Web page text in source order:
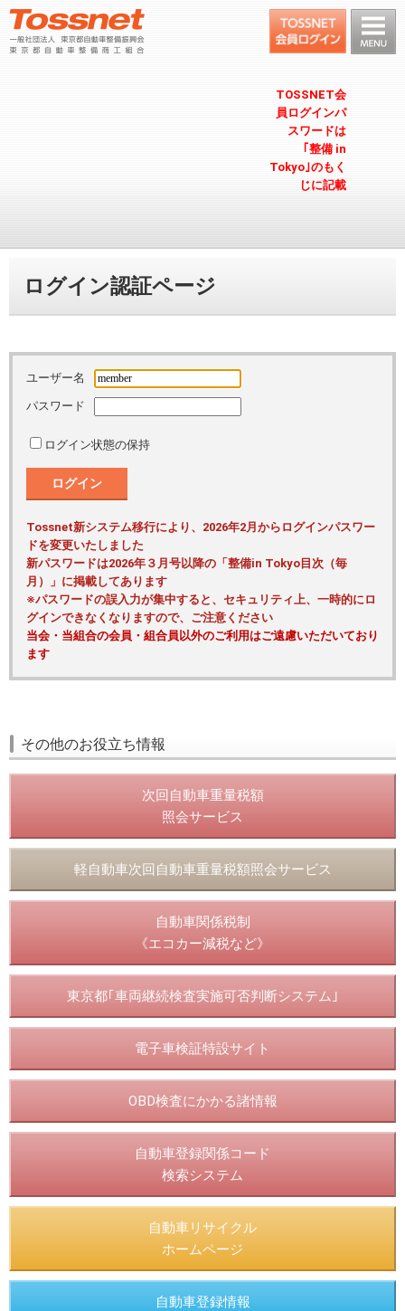
TOSSNET会
員ログインパ
スワードは
｢整備 in
Tokyo｣のもく
じに記載
ログイン認証ページ
ユーザー名
パスワード
ログイン状態の保持
ログイン
Tossnet新システム移行により、2026年2月からログインパスワー
ドを変更いたしました
新パスワードは2026年３月号以降の「整備in Tokyo目次（毎
月）」に掲載してあります
※パスワードの誤入力が集中すると、セキュリティ上、一時的にロ
グインできなくなりますので、ご注意ください
当会・当組合の会員・組合員以外のご利用はご遠慮いただいており
ます
その他のお役立ち情報
次回自動車重量税額
照会サービス
軽自動車次回自動車重量税額照会サービス
自動車関係税制
《エコカー減税など》
東京都｢車両継続検査実施可否判断システム｣
電子車検証特設サイト
OBD検査にかかる諸情報
自動車登録関係コード
検索システム
自動車リサイクル
ホームページ
自動車登録情報